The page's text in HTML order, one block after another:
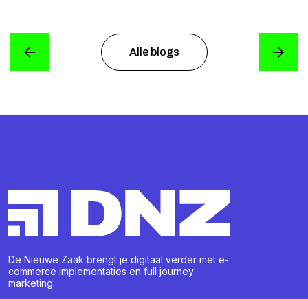
Alle blogs
De Nieuwe Zaak brengt je digitaal verder met e-
commerce implementaties en full journey
marketing.